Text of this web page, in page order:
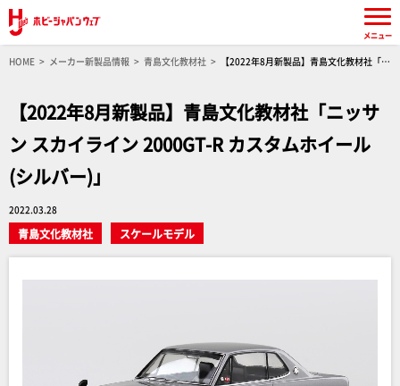
HOME メーカー新製品情報 青島文化教材社
【2022年8月新製品】青島文化教材社「ニ
【2022年8月新製品】青島文化教材社「ニッサ
ン スカイライン 2000GT-R カスタムホイール
(シルバー)」
2022.03.28
青島文化教材社 スケールモデル
メニュー